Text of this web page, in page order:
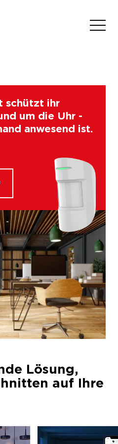
schützt ihr
um die Uhr -
anwesend ist.
Lösung,
auf Ihre